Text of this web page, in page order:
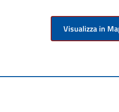
Visualizza in